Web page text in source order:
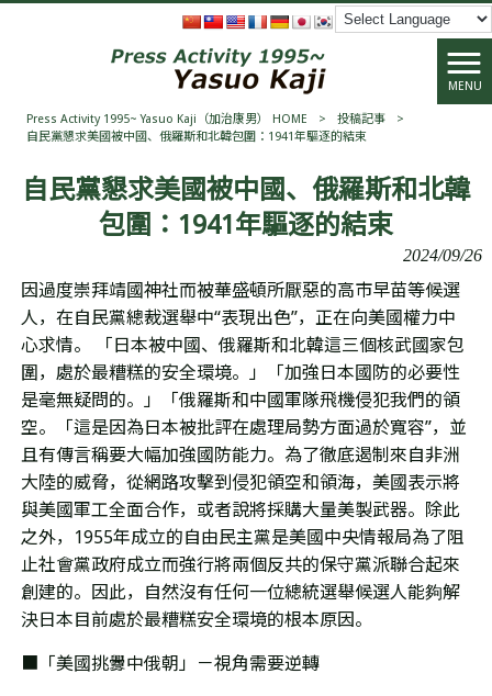
MENU
Press Activity 1995~ Yasuo Kaji（加治康男） HOME > 投稿記事
>
自民黨懇求美國被中國、俄羅斯和北韓包圍：1941年驅逐的結束
自民黨懇求美國被中國、俄羅斯和北韓
包圍：1941年驅逐的結束
2024/09/26
因過度崇拜靖國神社而被華盛頓所厭惡的高市早苗等候選
人，在自民黨總裁選舉中“表現出色”，正在向美國權力中
心求情。 「日本被中國、俄羅斯和北韓這三個核武國家包
圍，處於最糟糕的安全環境。」「加強日本國防的必要性
是毫無疑問的。」「俄羅斯和中國軍隊飛機侵犯我們的領
空。「這是因為日本被批評在處理局勢方面過於寬容”，並
且有傳言稱要大幅加強國防能力。為了徹底遏制來自非洲
大陸的威脅，從網路攻擊到侵犯領空和領海，美國表示將
與美國軍工全面合作，或者說將採購大量美製武器。除此
之外，
1955年成立的自由民主黨是美國中央情報局為了阻
止社會黨政府成立而強行將兩個反共的保守黨派聯合起來
創建的。
因此，自然沒有任何一位總統選舉候選人能夠解
決日本目前處於最糟糕安全環境的根本原因。
■「美國挑釁中俄朝」－視角需要逆轉